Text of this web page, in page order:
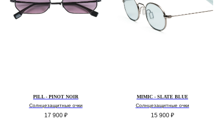
PILL - PINOT NOIR
Солнцезащитные очки
17 900 ₽
MIMIC - SLATE BLUE
Солнцезащитные очки
15 900 ₽